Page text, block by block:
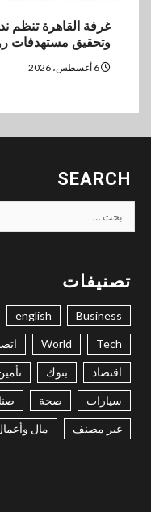
غرفة القاهرة تنظم
وتحقيق مستهدفات رؤية
SEARCH
البحث
عن:
تصنيفات
Business
english
Tech
World
اقتصاد بنوك
سيارات صحة
غير مصنف مال